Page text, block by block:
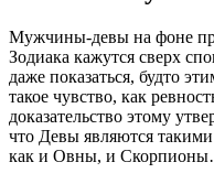
Мужчины-девы на фоне
Зодиака кажутся сверх
даже показаться, будто
такое чувство, как
доказательство этому
что Девы являются
как и Овны, и